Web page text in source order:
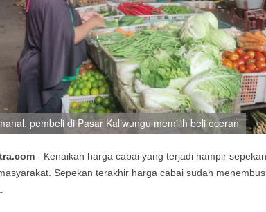
pembeli di Pasar Kaliwungu memilih beli eceran
- Kenaikan harga cabai yang terjadi hampir
Sepekan terakhir harga cabai sudah